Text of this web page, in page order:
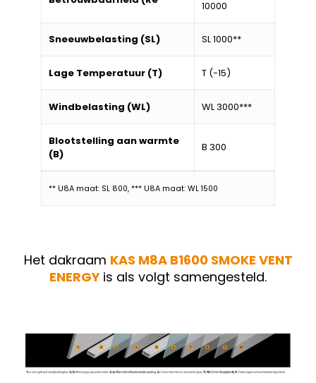
10000
Sneeuwbelasting (SL) SL 1000**
Lage Temperatuur (T) T (-15)
Windbelasting (WL) WL 3000***
Blootstelling aan warmte
(B)
B 300
** U8A maat: SL 800, *** U8A maat: WL 1500
Het dakraam KAS M8A B1600 SMOKE VENT
ENERGY is als volgt samengesteld.